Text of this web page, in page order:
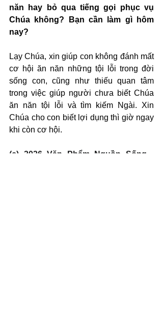
năn hay bỏ qua tiếng gọi phục vụ
Chúa không? Bạn cần làm gì hôm
nay?
Lạy Chúa, xin giúp con không đánh mất
cơ hội ăn năn những tội lỗi trong đời
sống con, cũng như thiếu quan tâm
trong việc giúp người chưa biết Chúa
ăn năn tội lỗi và tìm kiếm Ngài. Xin
Chúa cho con biết lợi dụng thì giờ ngay
khi còn cơ hội.
(c) 2026 Văn Phẩm Nguồn Sống -